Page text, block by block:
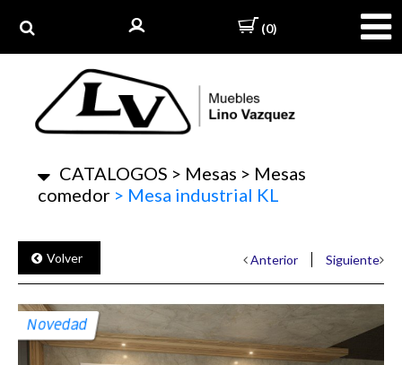
(0)
CATALOGOS > Mesas > Mesas
comedor > Mesa industrial KL
Volver Anterior Siguiente
Novedad